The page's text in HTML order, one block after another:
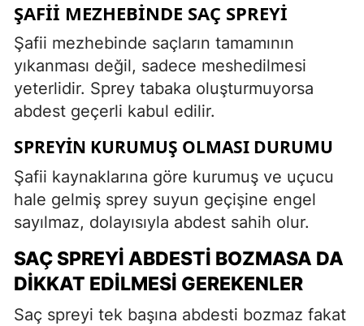
ŞAFII MEZHEBINDE SAÇ SPREYI
Şafii mezhebinde saçların tamamının
yıkanması değil, sadece meshedilmesi
yeterlidir. Sprey tabaka oluşturmuyorsa
abdest geçerli kabul edilir.
SPREYIN KURUMUŞ OLMASI DURUMU
Şafii kaynaklarına göre kurumuş ve uçucu
hale gelmiş sprey suyun geçişine engel
sayılmaz, dolayısıyla abdest sahih olur.
SAÇ SPREYI ABDESTI BOZMASA DA
DIKKAT EDILMESI GEREKENLER
Saç spreyi tek başına abdesti bozmaz fakat